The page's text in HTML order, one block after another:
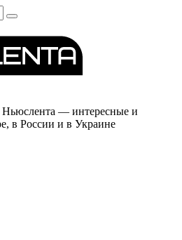
— интересные и
в России и в Украине